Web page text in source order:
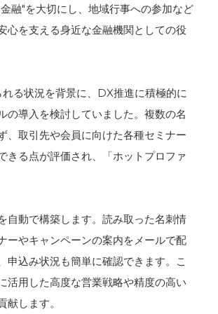
融"を大切にし、地域行事への参加など
心を支える身近な金融機関としての役
る状況を背景に、DX推進に積極的に
の導入を検討していました。複数の名
、取引先や会員に向けた各種セミナー
きる点が評価され、「ホットプロファ
自動で構築します。読み取った名刺情
ーやキャンペーンの案内をメールで配
込み状況も簡単に確認できます。こ
活用した高度な営業戦略や精度の高い
します。